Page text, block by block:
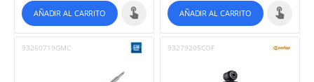
AÑADIR AL CARRITO AÑADIR AL CARRITO
93260719GMC 93279205COF